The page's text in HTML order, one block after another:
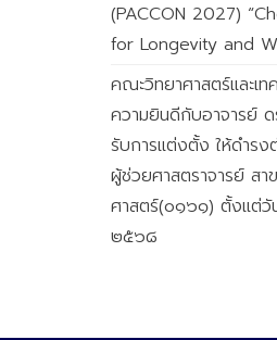
(PACCON 2027)
for Longevity and
คณะวิทยาศาสตร์และเ
ความยินดีกับอาจารย์
รับการแต่งตั้ง ให้ดำรง
ผู้ช่วยศาสตราจารย์ สา
ศาสตร์(๐๑๖๑) ตั้งแต่
๒๕๖๘